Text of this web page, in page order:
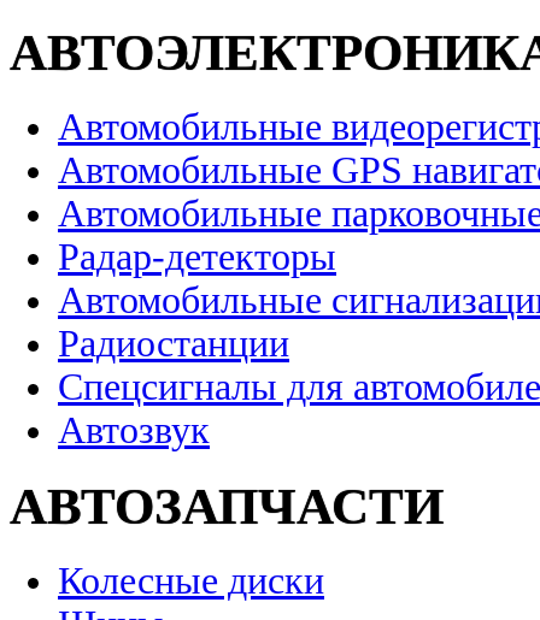
Автомобильные
Автомобильные GPS
Автомобильные
Радар-детекторы
Автомобильные
Радиостанции
Спецсигналы для
Автозвук
АВТОЗАПЧАСТИ
Колесные диски